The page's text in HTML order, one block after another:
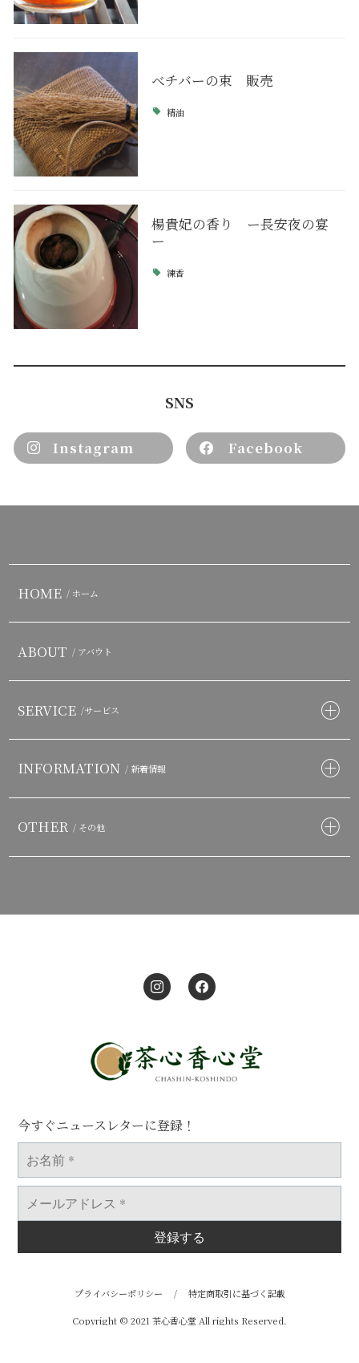
ベチバーの束 販売
精油
楊貴妃の香り ー長安夜の宴
ー
練香
SNS
Instagram Facebook
HOME / ホーム
ABOUT / アバウト
SERVICE /サービス
INFORMATION / 新着情報
OTHER / その他
今すぐニュースレターに登録！
お
*
メ
ア
ス
プライバシーポリシー / 特定商取引に基づく記載
Copyright © 2021 茶心香心堂 All rights Reserved.